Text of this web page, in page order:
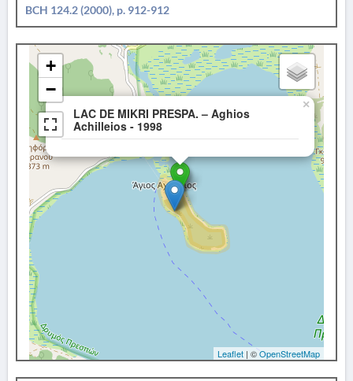
BCH 124.2 (2000), p. 912-912
LAC DE MIKRI PRESPA. – Aghios
Achilleios - 1998
×
+
−
Leaflet | ©OpenStreetMap